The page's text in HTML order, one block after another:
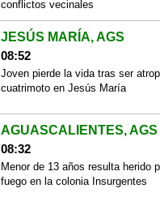
conflictos vecinales
JESÚS MARÍA, AGS
08:52
Joven pierde la vida tras ser
cuatrimoto en Jesús María
AGUASCALIENTES, AGS
08:32
Menor de 13 años resulta herido
fuego en la colonia Insurgentes